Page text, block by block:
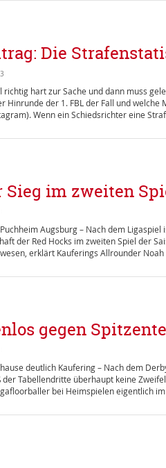
Die
richtig hart zur Sache und dann muss
Hinrunde der 1. FBL der Fall und
Wenn ein Schiedsrichter eine
Sieg im zweiten
Augsburg – Nach dem
der Red Hocks im zweiten Spiel der
erklärt Kauferings Allrounder Noah
gegen
deutlich Kaufering – Nach dem
Tabellendritte überhaupt keine
bei Heimspielen eigentlich